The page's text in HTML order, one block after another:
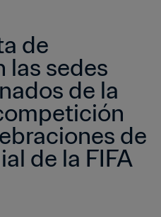
de
las sedes
de la
de
de la FIFA